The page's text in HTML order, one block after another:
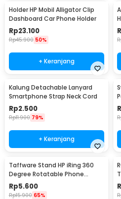
Holder HP Mobil Alligator Clip
Dashboard Car Phone Holder
Rp23.100
Rp45.900 50%
+ Keranjang
Kalung Detachable Lanyard
Smartphone Strap Neck Cord
Rp2.500
Rp11.900 79%
+ Keranjang
Taffware Stand HP iRing 360
Degree Rotatable Phone
Holder - R20
Rp5.600
Rp15.900 65%